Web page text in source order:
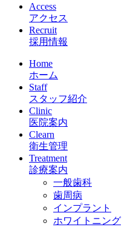
Access
アクセス
Recruit
採用情報
Home
ホーム
Staff
スタッフ紹介
Clinic
医院案内
Clearn
衛生管理
Treatment
診療案内
一般歯科
歯周病
インプラント
ホワイトニング